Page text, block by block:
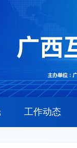
工作动态